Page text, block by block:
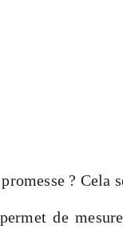
? Cela
de